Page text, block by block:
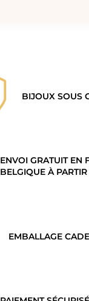
BIJOUX SOUS
ENVOI GRATUIT EN
BELGIQUE À
EMBALLAGE